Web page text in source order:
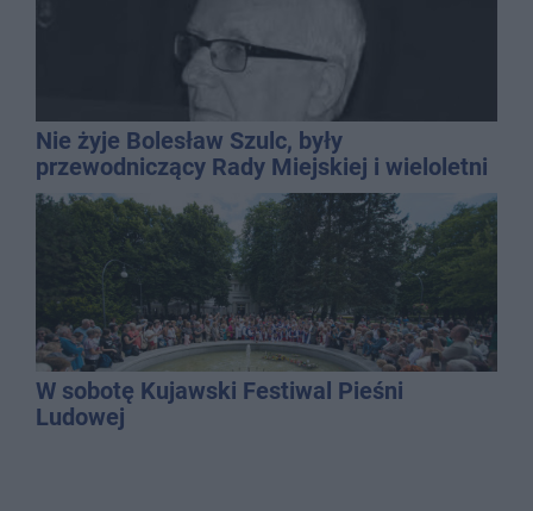
Nie żyje Bolesław Szulc, były
przewodniczący Rady Miejskiej i wieloletni
dyrektor SP 14
W sobotę Kujawski Festiwal Pieśni
Ludowej